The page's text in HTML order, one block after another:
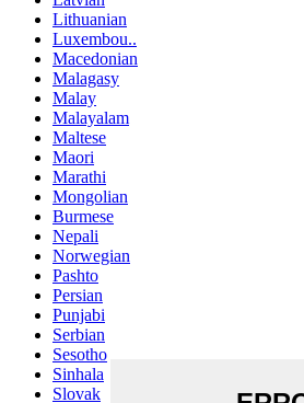
Lithuanian
Luxembou..
Macedonian
Malagasy
Malay
Malayalam
Maltese
Maori
Marathi
Mongolian
Burmese
Nepali
Norwegian
Pashto
Persian
Punjabi
Serbian
Sesotho
Sinhala
Slovak